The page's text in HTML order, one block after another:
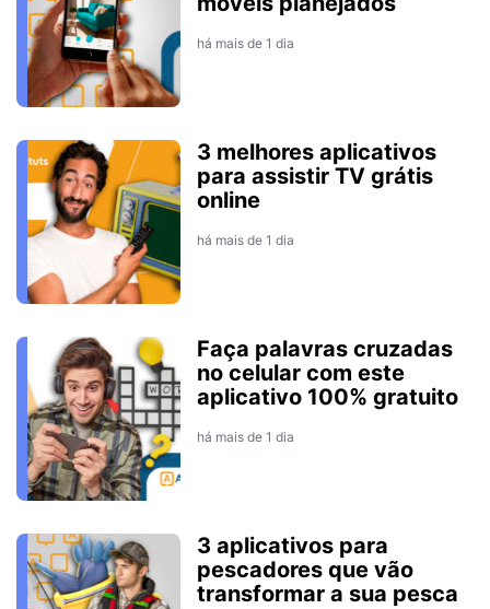
há mais de 1 dia
3 melhores aplicativos
para assistir TV grátis
online
há mais de 1 dia
Faça palavras cruzadas
no celular com este
aplicativo 100% gratuito
há mais de 1 dia
3 aplicativos para
pescadores que vão
transformar a sua pesca